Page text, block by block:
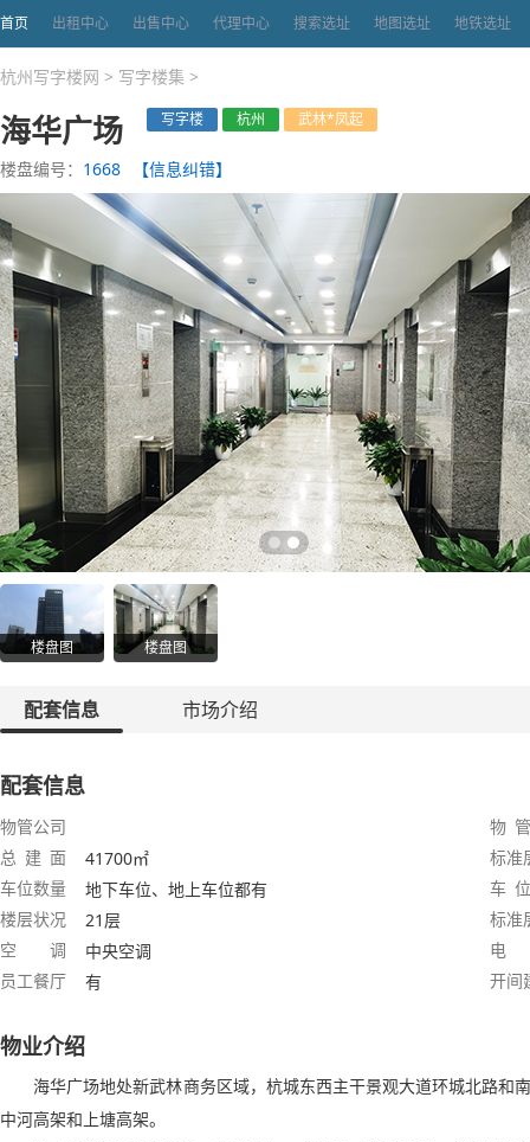
首页 出租中心 出售中心 代理中心 搜索选址 地图选址 地铁选址
杭州写字楼网 > 写字楼集 >
海华广场 写字楼 杭州 武林*凤起
楼盘编号： 1668 【信息纠错】
楼盘图 楼盘图
配套信息 市场介绍
配套信息
物管公司
物
总 建 面
41700㎡
标准
车位数量
地下车位、地上车位都有
车
楼层状况
21层
标准
空 调
中央空调
电
员工餐厅
有 开间
物业介绍
海华广场地处新武林商务区域，杭城东西主干景观大道环城北路和
中河高架和上塘高架。